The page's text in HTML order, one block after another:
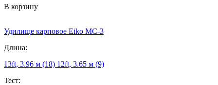
В корзину
Удилище карповое Eiko MC-3
Длина:
13ft, 3.96 м (18) 12ft, 3.65 м (9)
Тест: